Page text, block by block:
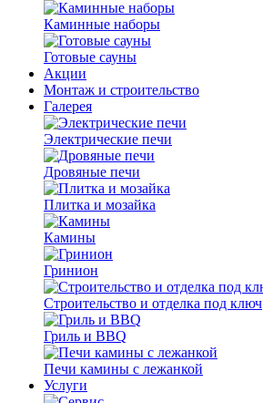
Каминные наборы
Готовые сауны
Акции
Монтаж и строительство
Галерея
Электрические печи
Дровяные печи
Плитка и мозайка
Камины
Гринион
Строительство и отделка под ключ
Гриль и BBQ
Печи камины с лежанкой
Услуги